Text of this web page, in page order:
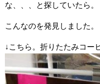
な、、、と探していたら。
こんなのを発見しました。
↓こちら。折りたたみコー